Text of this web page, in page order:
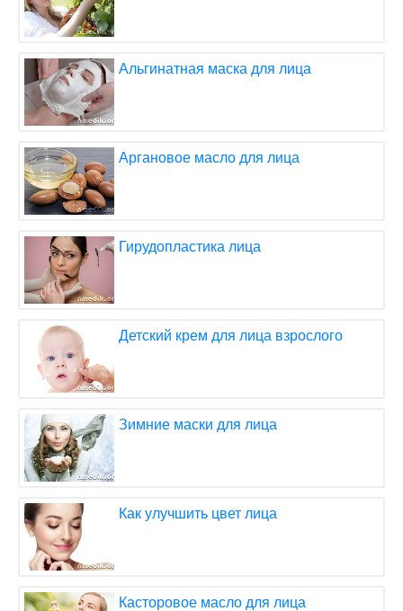
Альгинатная маска для лица
Аргановое масло для лица
Гирудопластика лица
Детский крем для лица взрослого
Зимние маски для лица
Как улучшить цвет лица
Касторовое масло для лица